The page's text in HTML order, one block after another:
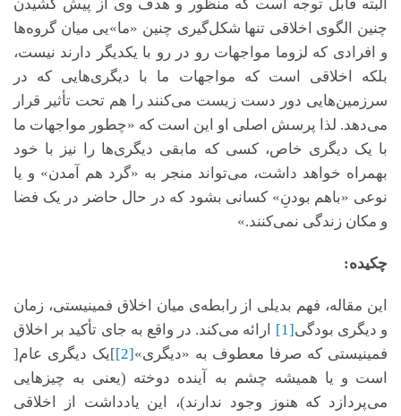
البته قابل توجه است که منظور و هدف وی از پیش کشیدن
چنین الگوی اخلاقی تنها شکل‌گیری چنین «ما»یی میان گروه‌ها
و افرادی که لزوما مواجهات رو در رو با یکدیگر دارند نیست،
بلکه اخلاقی است که مواجهات ما با دیگری‌هایی که در
سرزمین‌هایی دور دست زیست می‌کنند را هم تحت تأثیر قرار
می‌دهد. لذا پرسش اصلی او این است که «چطور مواجهات ما
با یک دیگری خاص، کسی که مابقی دیگری‌ها را نیز با خود
بهمراه خواهد داشت، می‌تواند منجر به «گرد هم آمدن» و یا
نوعی «باهم بودنِ» کسانی بشود که در حال حاضر در یک فضا
و مکان زندگی نمی‌کنند.»
چکیده:
این مقاله، فهم بدیلی از رابطه‌ی میان اخلاق فمینیستی، زمان
و دیگری بودگی[1]
ارائه می‌کند. در واقع به جای تأکید بر اخلاق
فمینیستی که صرفا معطوف به «دیگری»[2]
]یک دیگری عام[
است و یا همیشه چشم به آینده دوخته (یعنی به چیزهایی
می‌پردازد که هنوز وجود ندارند)، این یادداشت از اخلاقی